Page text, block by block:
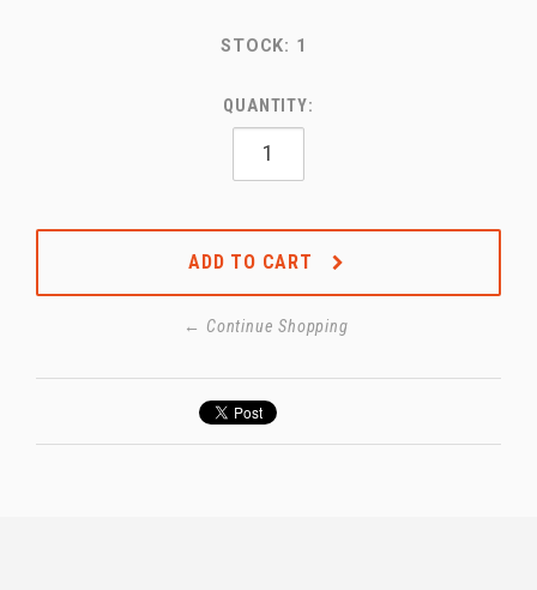
STOCK: 1
QUANTITY:
ADD TO CART
← Continue Shopping